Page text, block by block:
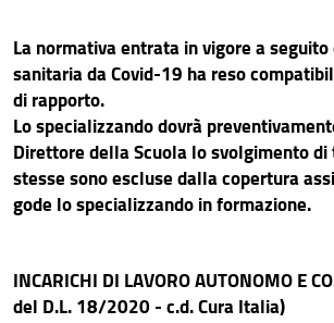
La normativa entrata in vigore a
sanitaria da Covid-19 ha reso
di rapporto.
Lo specializzando dovrà
Direttore della Scuola lo svolgimento
stesse sono escluse dalla copertura
gode lo specializzando in formazione.
INCARICHI DI LAVORO AUTONOMO E
del D.L. 18/2020 - c.d. Cura Italia)